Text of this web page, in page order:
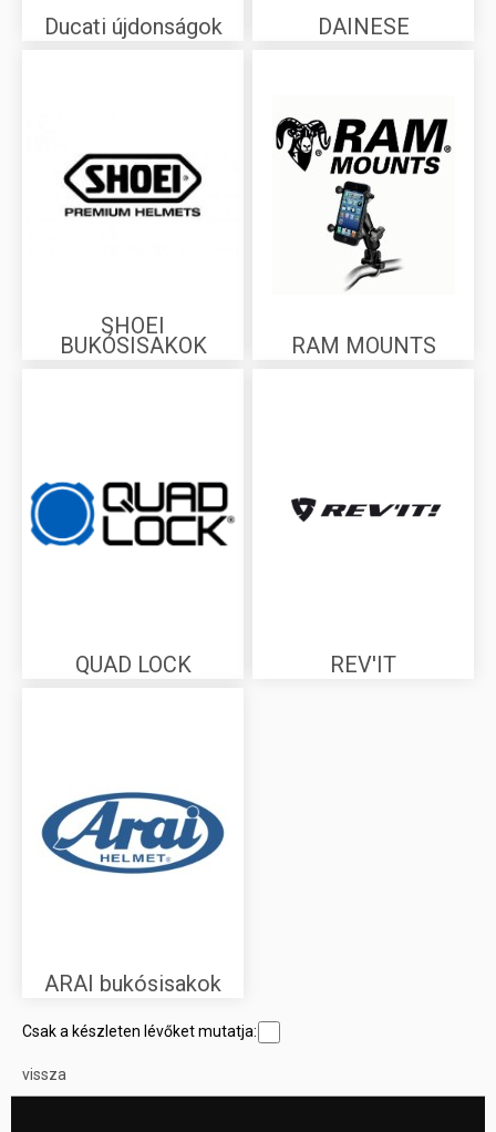
Ducati újdonságok DAINESE
SHOEI
BUKÓSISAKOK RAM MOUNTS
QUAD LOCK REV'IT
ARAI bukósisakok
Csak a készleten lévőket mutatja:
vissza